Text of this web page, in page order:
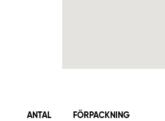
ANTAL FÖRPACKNING